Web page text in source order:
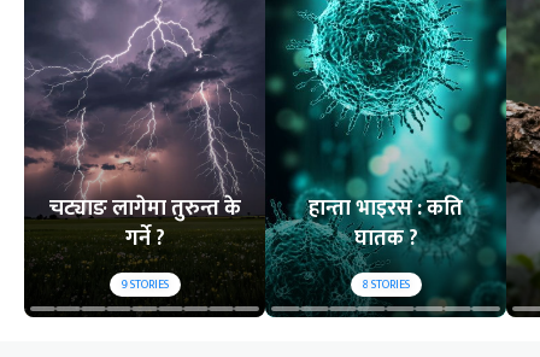
चट्याङ लागेमा तुरुन्त के
गर्ने ?
9STORIES
हान्ता भाइरस : कति
घातक ?
8STORIES